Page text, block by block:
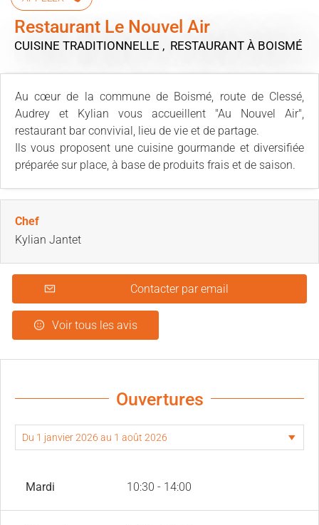
Restaurant Le Nouvel Air
CUISINE TRADITIONNELLE , RESTAURANT À BOISMÉ
Au cœur de la commune de Boismé, route de Clessé,
Audrey et Kylian vous accueillent "Au Nouvel Air",
restaurant bar convivial, lieu de vie et de partage.
Ils vous proposent une cuisine gourmande et diversifiée
préparée sur place, à base de produits frais et de saison.
Chef
Kylian Jantet
Contacter par email
Voir tous les avis
Ouvertures
Mardi 10:30 - 14:00